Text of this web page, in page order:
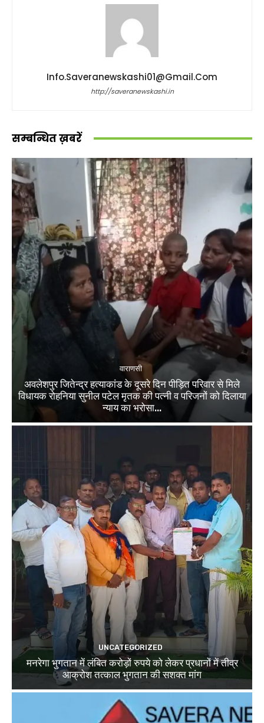
Info.saveranewskashi01@gmail.com
http://saveranewskashi.in
सम्बन्धित ख़बरें
वाराणसी
अवलेशपुर जितेन्द्र हत्याकांड के दूसरे दिन पीड़ित परिवार से मिले
विधायक रोहनिया सुनील पटेल मृतक की पत्नी व परिजनों को दिलाया
न्याय का भरोसा...
UNCATEGORIZED
मनरेगा भुगतान में लंबित करोड़ों रुपये को लेकर प्रधानों में तीव्र
आक्रोश तत्काल भुगतान की सशक्त मांग